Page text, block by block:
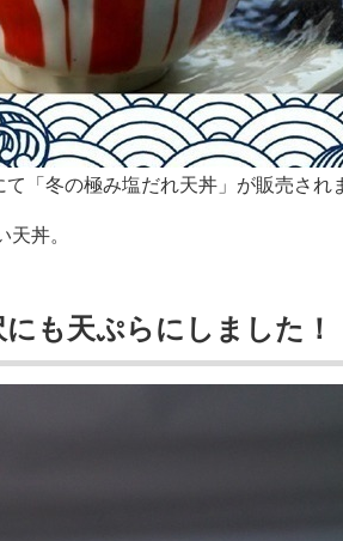
「冬の極み塩だれ天丼」が販売され
丼。
も天ぷらにしました！